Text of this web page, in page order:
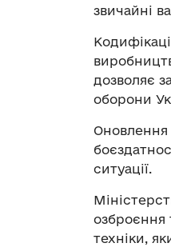
звичайні
дозволяє
оборони
Оновлення
ситуації.
озброєння
техніки,